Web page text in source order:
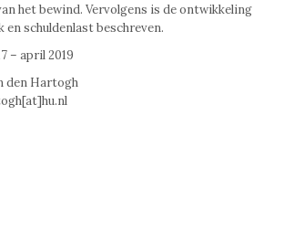
het bewind. Vervolgens is de ontwikkeling
en schuldenlast beschreven.
– april 2019
den Hartogh